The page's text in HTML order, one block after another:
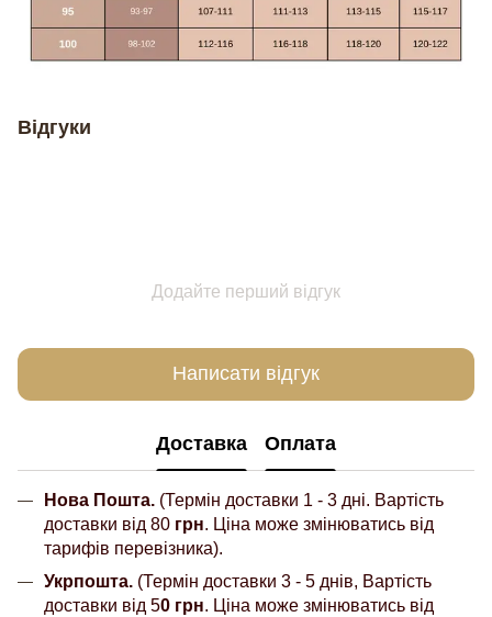
Відгуки
Додайте перший відгук
Написати відгук
Доставка Оплата
Нова Пошта. (Термін доставки 1 - 3 дні. Вартість
доставки від 80 грн. Ціна може змінюватись від
тарифів перевізника).
Укрпошта. (Термін доставки 3 - 5 днів, Вартість
доставки від 50 грн. Ціна може змінюватись від